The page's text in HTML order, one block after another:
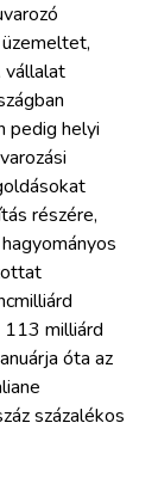
vállalat
pedig helyi
részére,
milliárd
óta az
százalékos